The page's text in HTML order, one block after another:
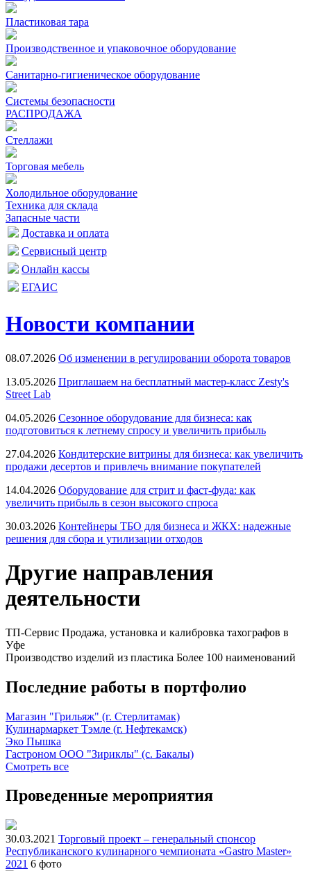
Пластиковая тара
Производственное и упаковочное оборудование
Санитарно-гигиеническое оборудование
Системы безопасности
РАСПРОДАЖА
Стеллажи
Торговая мебель
Холодильное оборудование
Техника для склада
Запасные части
Доставка и оплата
Сервисный центр
Онлайн кассы
ЕГАИС
Новости компании
08.07.2026 Об изменении в регулировании оборота товаров
13.05.2026 Приглашаем на бесплатный мастер-класс Zesty's
Street Lab
04.05.2026 Сезонное оборудование для бизнеса: как
подготовиться к летнему спросу и увеличить прибыль
27.04.2026 Кондитерские витрины для бизнеса: как увеличить
продажи десертов и привлечь внимание покупателей
14.04.2026 Оборудование для стрит и фаст-фуда: как
увеличить прибыль в сезон высокого спроса
30.03.2026 Контейнеры ТБО для бизнеса и ЖКХ: надежные
решения для сбора и утилизации отходов
Другие направления
деятельности
ТП-Сервис Продажа, установка и калибровка тахографов в
Уфе
Производство изделий из пластика Более 100 наименований
Последние работы в портфолио
Магазин "Грильяж" (г. Стерлитамак)
Кулинармаркет Тэмле (г. Нефтекамск)
Эко Пышка
Гастроном ООО "Зириклы" (с. Бакалы)
Смотреть все
Проведенные мероприятия
30.03.2021 Торговый проект – генеральный спонсор
Республиканского кулинарного чемпионата «Gastro Master»
2021 6 фото